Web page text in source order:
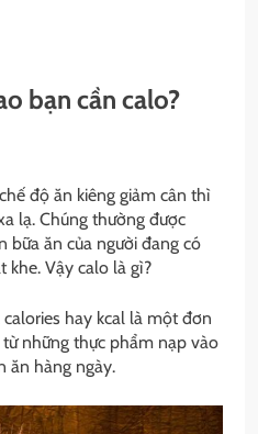
bạn cần calo?
độ ăn kiêng giảm cân thì
lạ. Chúng thường được
bữa ăn của người đang có
khe. Vậy calo là gì?
hay kcal là một đơn
những thực phẩm nạp vào
ăn hàng ngày.